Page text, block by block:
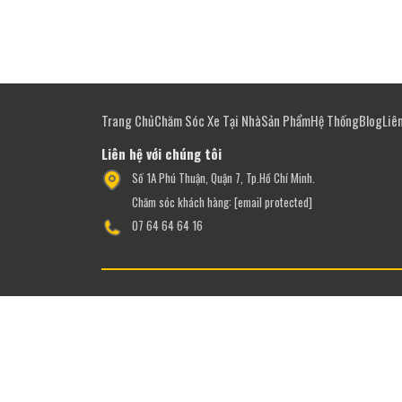
Trang ChủChăm Sóc Xe Tại NhàSản PhẩmHệ ThốngBlog
Liên hệ với chúng tôi
Số 1A Phú Thuận, Quận 7, Tp.Hồ Chí Minh.
Chăm sóc khách hàng: [email protected]
07 64 64 64 16